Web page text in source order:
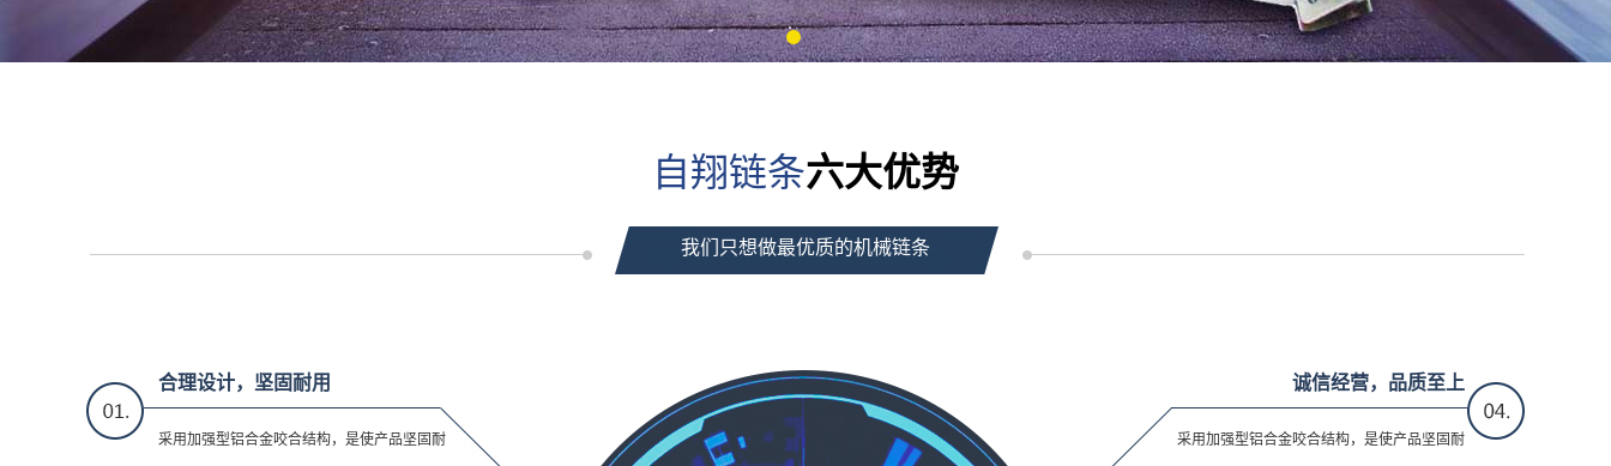
1
自翔链条六大优势
我们只想做最优质的机械链条
合理设计，坚固耐用
采用加强型铝合金咬合结构，是使产品坚固耐
诚信经营，品质至上
采用加强型铝合金咬合结构，是使产品坚固耐